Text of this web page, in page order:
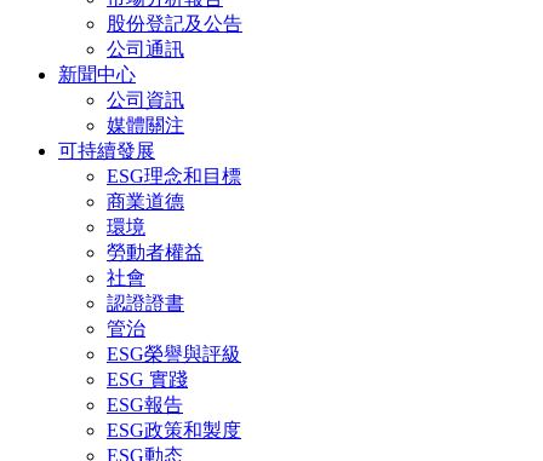
股份登記及公告
公司通訊
新聞中心
公司資訊
媒體關注
可持續發展
ESG理念和目標
商業道德
環境
勞動者權益
社會
認證證書
管治
ESG榮譽與評級
ESG 實踐
ESG報告
ESG政策和製度
ESG動态